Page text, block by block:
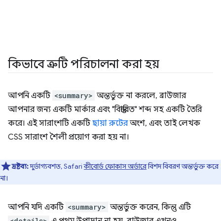
কিভাবে ত্রুটি পরিচালনা করা হয়
আপনি একটি <summary> অন্তর্ভুক্ত না করলে, ব্রাউজার
আপনার জন্য একটি মার্কার এবং "বিস্তারিত" শব্দ সহ একটি তৈরি
করে। এই সারাংশটি একটিছায়া রুটেরঅংশ, এবং তাই লেখক
CSS সারাংশ শৈলী প্রয়োগ করা হয় না।
দ্রষ্টব্য:দুর্ভাগ্যবশত, Safariকীবোর্ড ফোকাস অর্ডারেবিশদ বিবরণ অন্তর্ভুক্ত করে
না।
আপনি যদি একটি <summary> অন্তর্ভুক্ত করেন, কিন্তু এটি